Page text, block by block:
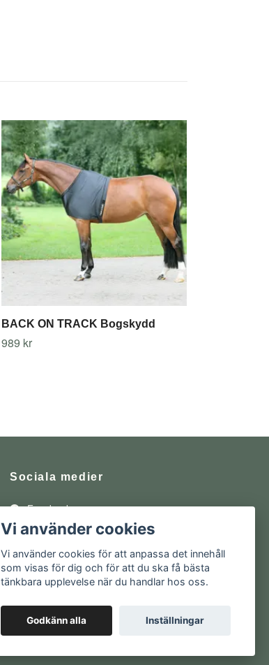
BACK ON TRACK Bogskydd
989 kr
Sociala medier
Facebook
Instagram
Vi använder cookies
Vi använder cookies för att anpassa det innehåll
som visas för dig och för att du ska få bästa
tänkbara upplevelse när du handlar hos oss.
Godkänn alla Inställningar